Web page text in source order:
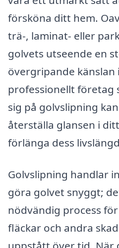
försköna ditt hem.
trä-, laminat- eller
golvets utseende en
övergripande
professionellt företag
sig på golvslipning
återställa glansen i
förlänga dess
Golvslipning handlar
göra golvet snyggt;
nödvändig process
fläckar och andra